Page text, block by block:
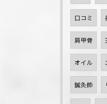
口コミ
肩甲骨
オイル
鍼灸師